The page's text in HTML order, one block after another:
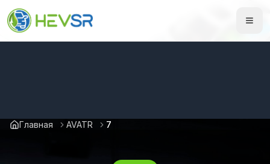
Главная AVATR 7